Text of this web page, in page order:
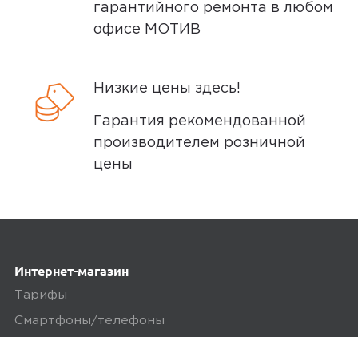
Минусы
Плюсы
камера супер, батарею держит
Yandex 0
22 июня 2025, 00:06
гарантийного ремонта в любом
офисе МОТИВ
Низкие цены здесь!
Гарантия рекомендованной
производителем розничной
цены
Интернет-магазин
Тарифы
Смартфоны/телефоны